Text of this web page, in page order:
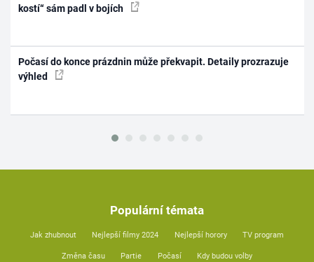
kostí“ sám padl v bojích
Počasí do konce prázdnin může překvapit. Detaily prozrazuje
výhled
Populární témata
Jak zhubnout Nejlepší filmy 2024 Nejlepší horory TV program
Změna času Partie Počasí Kdy budou volby